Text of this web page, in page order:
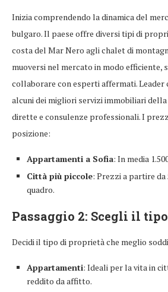
Inizia comprendendo la dinamica del
bulgaro. Il paese offre diversi tipi di
costa del Mar Nero agli chalet di
muoversi nel mercato in modo efficiente,
collaborare con esperti affermati. Leader
alcuni dei migliori servizi immobiliari
dirette e consulenze professionali. I
posizione:
Appartamenti a Sofia: In media
Città più piccole: Prezzi a partire da
quadro.
Passaggio 2: Scegli il
Decidi il tipo di proprietà che meglio
Appartamenti: Ideali per la vita in
reddito da affitto.